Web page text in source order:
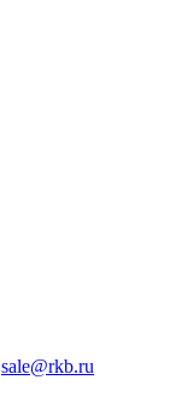
sale@rkb.ru